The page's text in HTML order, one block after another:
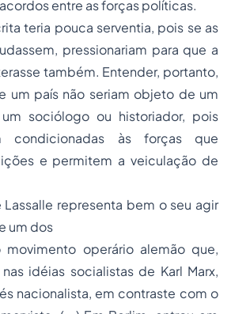
entre as forças políticas.
teria pouca serventia, pois se as
pressionariam para que a
também. Entender, portanto,
um país não seriam objeto de um
sociólogo ou historiador, pois
condicionadas às forças que
e permitem a veiculação de
representa bem o seu agir
um dos
movimento operário alemão que,
idéias socialistas de Karl Marx,
nacionalista, em contraste com o